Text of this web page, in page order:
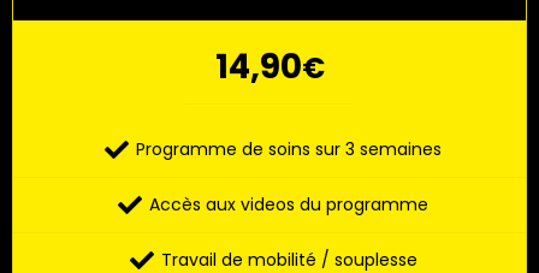
14,90€
Programme de soins sur 3 semaines
Accès aux videos du programme
Travail de mobilité / souplesse